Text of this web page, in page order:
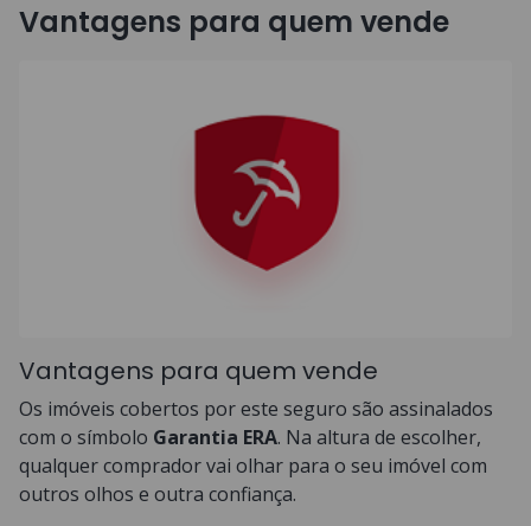
Vantagens para quem vende
Vantagens para quem vende
Os imóveis cobertos por este seguro são assinalados
com o símbolo Garantia ERA. Na altura de escolher,
qualquer comprador vai olhar para o seu imóvel com
outros olhos e outra confiança.